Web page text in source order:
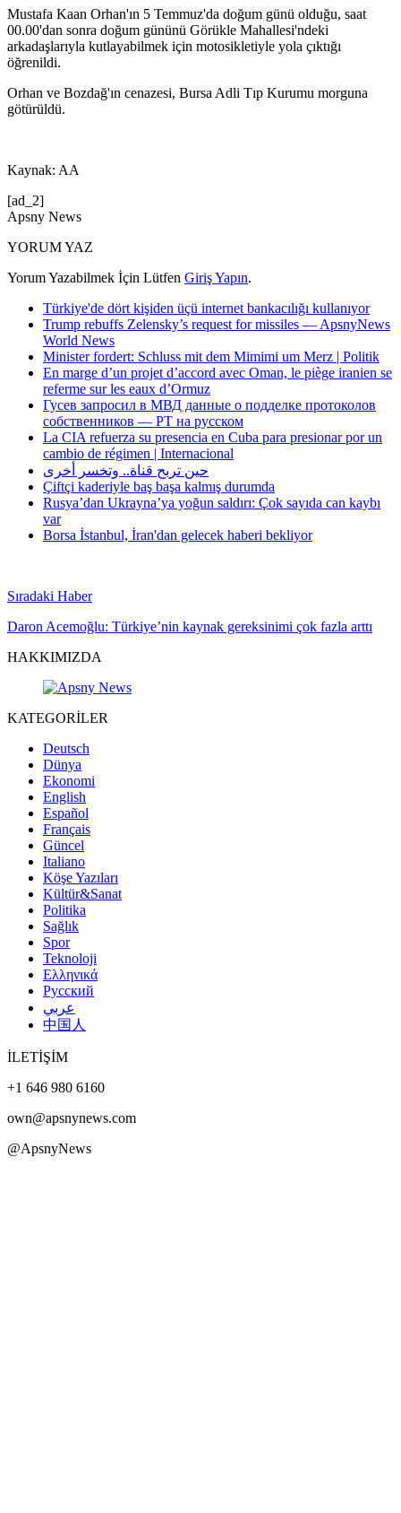
Mustafa Kaan Orhan'ın 5 Temmuz'da doğum günü olduğu, saat
00.00'dan sonra doğum gününü Görükle Mahallesi'ndeki
arkadaşlarıyla kutlayabilmek için motosikletiyle yola çıktığı
öğrenildi.
Orhan ve Bozdağ'ın cenazesi, Bursa Adli Tıp Kurumu morguna
götürüldü.
Kaynak: AA
[ad_2]
Apsny News
YORUM YAZ
Yorum Yazabilmek İçin Lütfen Giriş Yapın.
Türkiye'de dört kişiden üçü internet bankacılığı kullanıyor
Trump rebuffs Zelensky’s request for missiles — ApsnyNews
World News
Minister fordert: Schluss mit dem Mimimi um Merz | Politik
En marge d’un projet d’accord avec Oman, le piège iranien se
referme sur les eaux d’Ormuz
Гусев запросил в МВД данные о подделке протоколов
собственников — РТ на русском
La CIA refuerza su presencia en Cuba para presionar por un
cambio de régimen | Internacional
حين تربح قناة.. وتخسر أخرى
Çiftçi kaderiyle baş başa kalmış durumda
Rusya’dan Ukrayna’ya yoğun saldırı: Çok sayıda can kaybı
var
Borsa İstanbul, İran'dan gelecek haberi bekliyor
Sıradaki Haber
Daron Acemoğlu: Türkiye’nin kaynak gereksinimi çok fazla arttı
HAKKIMIZDA
KATEGORİLER
Deutsch
Dünya
Ekonomi
English
Español
Français
Güncel
Italiano
Köşe Yazıları
Kültür&Sanat
Politika
Sağlık
Spor
Teknoloji
Ελληνικά
Русский
عربي
中国人
İLETİŞİM
+1 646 980 6160
own@apsnynews.com
@ApsnyNews